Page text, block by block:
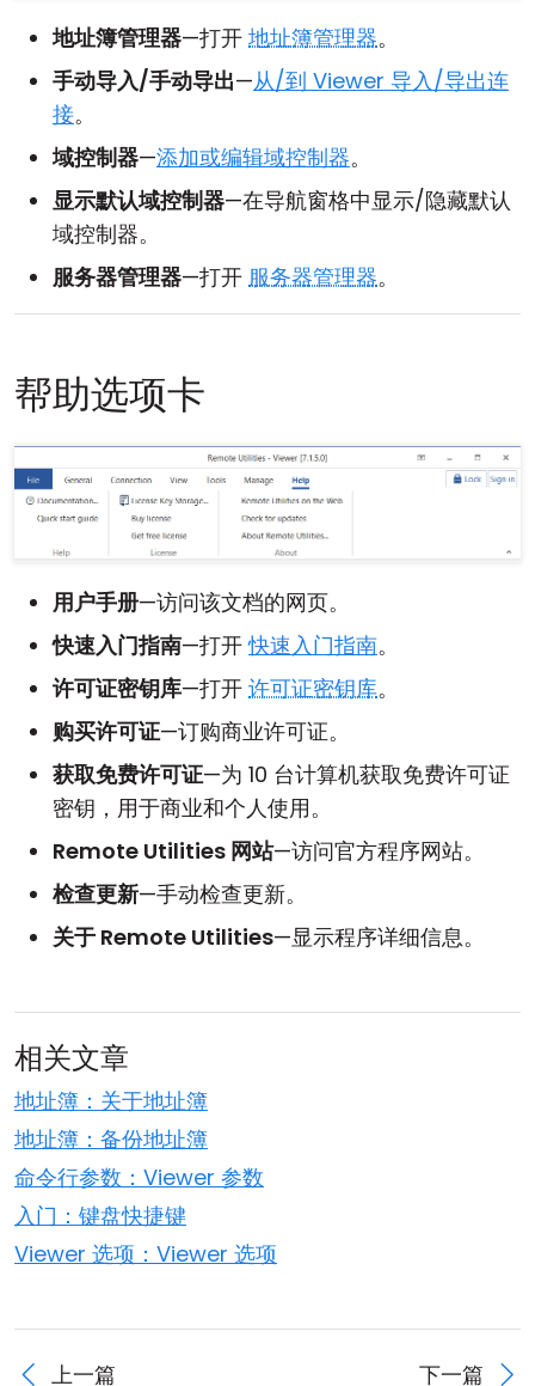
地址簿管理器—打开 地址簿管理器。
手动导入/手动导出—从/到 Viewer 导入/导出连
接。
域控制器—添加或编辑域控制器。
显示默认域控制器—在导航窗格中显示/隐藏默认
域控制器。
服务器管理器—打开 服务器管理器。
帮助选项卡
用户手册—访问该文档的网页。
快速入门指南—打开快速入门指南。
许可证密钥库—打开 许可证密钥库。
购买许可证—订购商业许可证。
获取免费许可证—为 10 台计算机获取免费许可证
密钥，用于商业和个人使用。
Remote Utilities 网站—访问官方程序网站。
检查更新—手动检查更新。
关于 Remote Utilities—显示程序详细信息。
相关文章
地址簿：关于地址簿
地址簿：备份地址簿
命令行参数：Viewer 参数
入门：键盘快捷键
Viewer 选项：Viewer 选项
上一篇
下一篇